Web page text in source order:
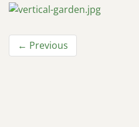
← Previous